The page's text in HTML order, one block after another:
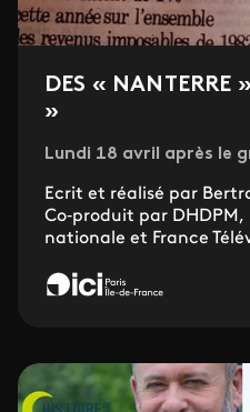
DES « NANTERRE
»
Lundi 18 avril après le
Ecrit et réalisé par
Co‐produit par DHDPM,
nationale et France